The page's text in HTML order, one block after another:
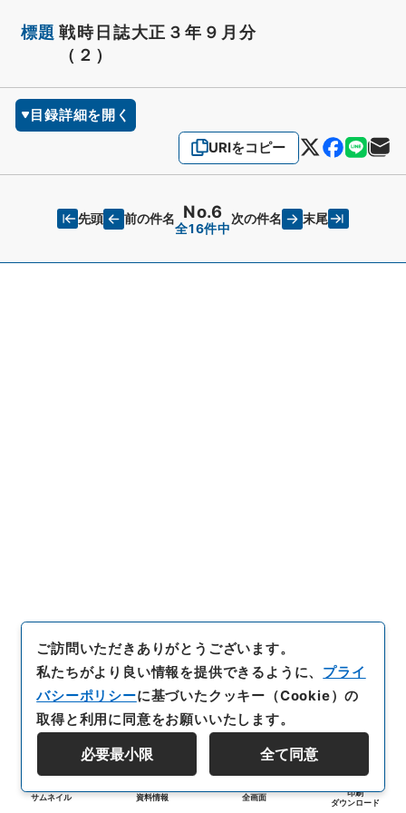
標題 戦時日誌大正３年９月分
（２）
目録詳細を開く
URIをコピー
先頭 前の件名 No.6
全16件中
次の件名 末尾
サムネイル 資料情報 全画面
印刷
ダウンロード
ご訪問いただきありがとうございます。
私たちがより良い情報を提供できるように、 プライ
バシーポリシーに基づいたクッキー（Cookie）の
取得と利用に同意をお願いいたします。
必要最小限 全て同意